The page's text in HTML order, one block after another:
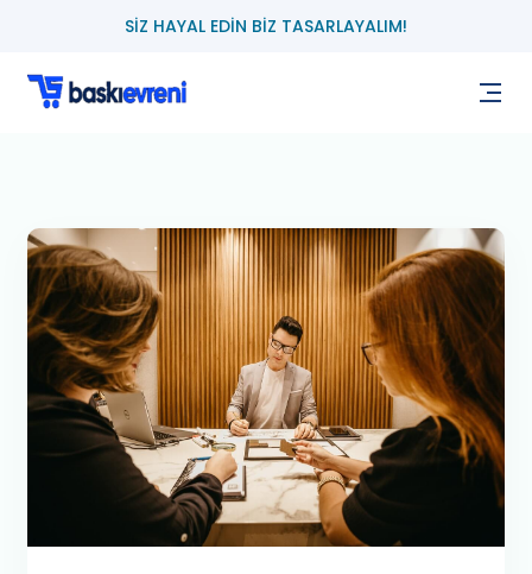
SİZ HAYAL EDİN BİZ TASARLAYALIM!